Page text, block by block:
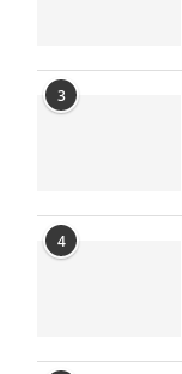
3
4